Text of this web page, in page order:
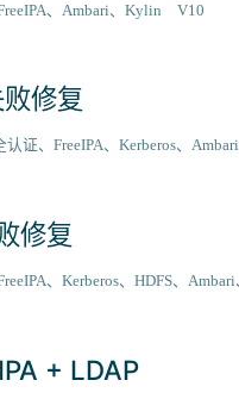
Ambari Kylin V10
修复
认证 FreeIPA Kerberos Ambari
修复
Kerberos HDFS Ambari
+ LDAP